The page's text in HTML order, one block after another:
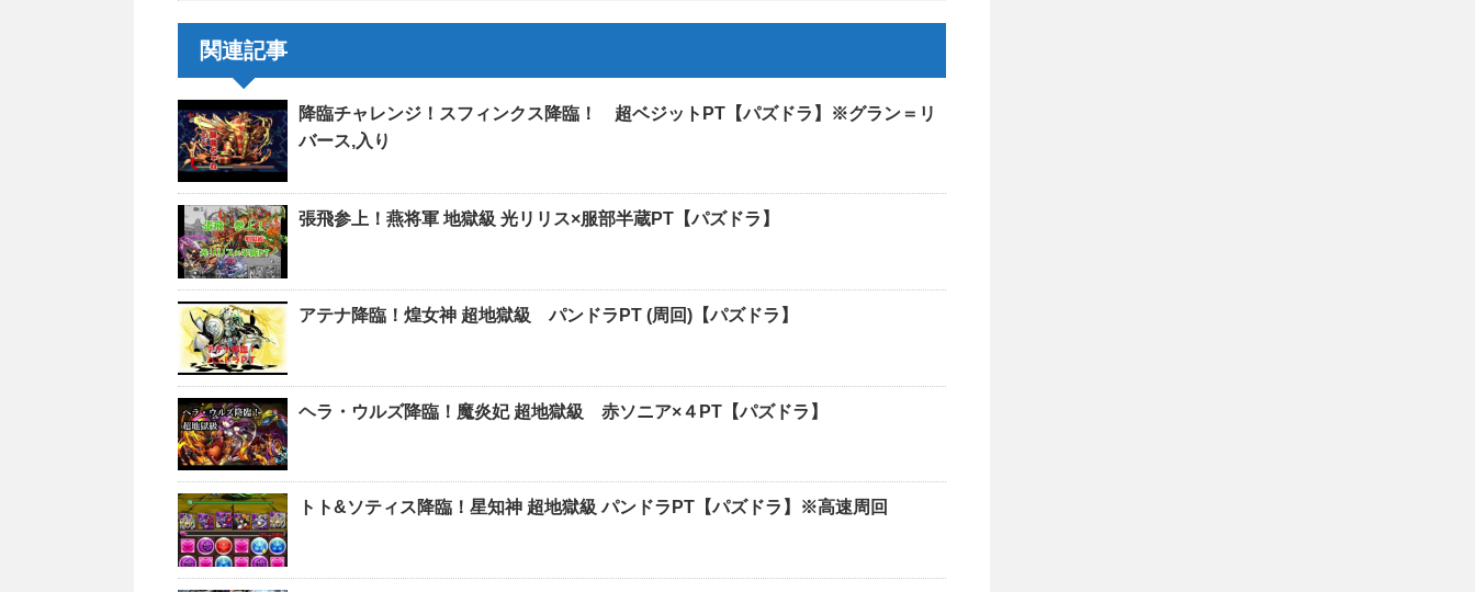
関連記事
降臨チャレンジ！スフィンクス降臨！ 超ベジットPT【パズドラ】※グラン＝リ
バース,入り
張飛参上！燕将軍 地獄級 光リリス×服部半蔵PT【パズドラ】
アテナ降臨！煌女神 超地獄級 パンドラPT (周回)【パズドラ】
ヘラ・ウルズ降臨！魔炎妃 超地獄級 赤ソニア×４PT【パズドラ】
トト&ソティス降臨！星知神 超地獄級 パンドラPT【パズドラ】※高速周回